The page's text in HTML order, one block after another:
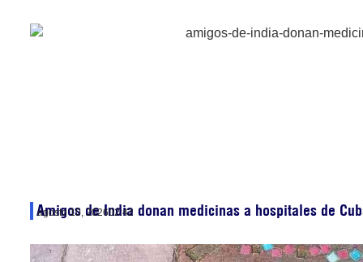
Amigos de India donan medicinas a hospitales de
agosto 10, 202602:42